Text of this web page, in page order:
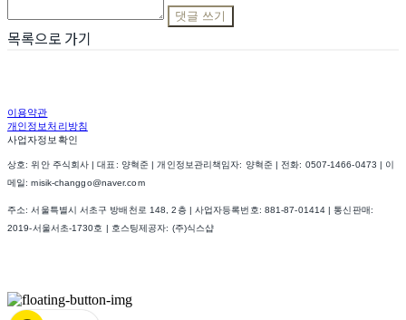
댓글 쓰기
목록으로 가기
이용약관
개인정보처리방침
사업자정보확인
상호: 위안 주식회사 | 대표: 양혁준 | 개인정보관리책임자: 양혁준 | 전화: 0507-1466-0473 | 이
메일: misik-changgo@naver.com
주소: 서울특별시 서초구 방배천로 148, 2층 | 사업자등록번호: 881-87-01414 | 통신판매:
2019-서울서초-1730호
| 호스팅제공자: (주)식스샵